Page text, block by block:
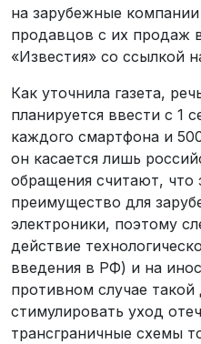
на зарубежные
продавцов с их продаж
«Известия» со ссылкой
Как уточнила газета,
планируется ввести с 1
каждого смартфона и
он касается лишь
обращения считают, что
преимущество для
электроники, поэтому
действие
введения в РФ) и на
противном случае
стимулировать уход
трансграничные схемы